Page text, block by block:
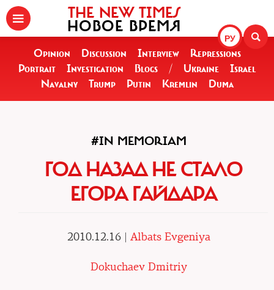
РУ
THE NEW TIMES
НОВОЕ ВРЕМЯ
Opinion Discussion Interview
Repressions
Portrait
Investigation Blogs / Ukraine
Israel
Navalny
Trump Putin Kremlin Duma
#IN MEMORIAM
ГОД НАЗАД НЕ СТАЛО
ЕГОРА ГАЙДАРА
2010.12.16 | Albats Evgeniya
Dokuchaev Dmitriy